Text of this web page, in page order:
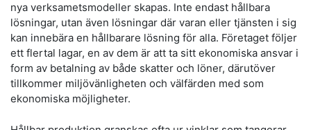
nya verksametsmodeller skapas. Inte endast hållbara
lösningar, utan även lösningar där varan eller tjänsten i sig
kan innebära en hållbarare lösning för alla. Företaget följer
ett flertal lagar, en av dem är att ta sitt ekonomiska ansvar i
form av betalning av både skatter och löner, därutöver
tillkommer miljövänligheten och välfärden med som
ekonomiska möjligheter.